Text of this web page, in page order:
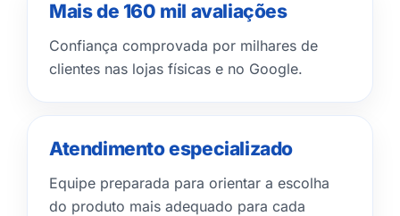
Mais de 160 mil avaliações
Confiança comprovada por milhares de
clientes nas lojas físicas e no Google.
Atendimento especializado
Equipe preparada para orientar a escolha
do produto mais adequado para cada